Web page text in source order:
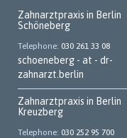
Zahnarztpraxis in Berlin
Schöneberg
Telephone 030 261 33 08
schoeneberg - at - dr-
zahnarzt.berlin
Zahnarztpraxis in Berlin
Kreuzberg
Telephone 030 252 95 700